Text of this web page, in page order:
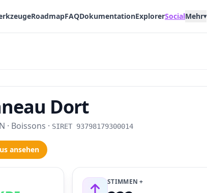
RoadmapFAQDokumentationExplorerSocialMehr▾
Dort
· Boissons · SIRET 93798179300014
ansehen
STIMMEN +